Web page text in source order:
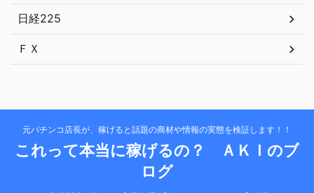
日経225
ＦＸ
元パチンコ店長が、稼げると話題の商材や情報の実態を検証します！！
これって本当に稼げるの？ ＡＫＩのブ
ログ